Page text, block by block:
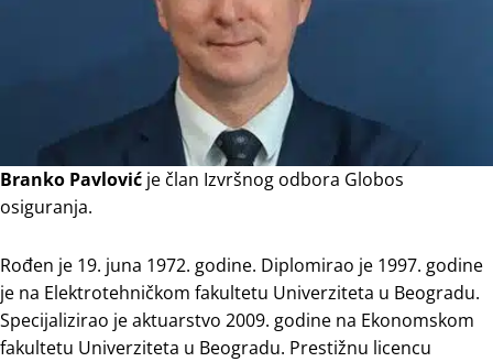
Branko Pavlović je član Izvršnog odbora Globos
osiguranja.
Rođen je 19. juna 1972. godine. Diplomirao je 1997. godine
je na Elektrotehničkom fakultetu Univerziteta u Beogradu.
Specijalizirao je aktuarstvo 2009. godine na Ekonomskom
fakultetu Univerziteta u Beogradu. Prestižnu licencu